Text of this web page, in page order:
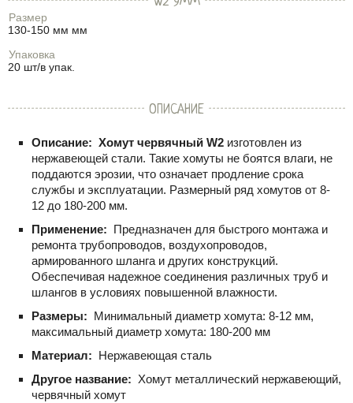
Размер
130-150 мм мм
Упаковка
20 шт/в упак.
ОПИСАНИЕ
Описание: Хомут червячный W2 изготовлен из
нержавеющей стали. Такие хомуты не боятся влаги, не
поддаются эрозии, что означает продление срока
службы и эксплуатации. Размерный ряд хомутов от 8-
12 до 180-200 мм.
Применение: Предназначен для быстрого монтажа и
ремонта трубопроводов, воздухопроводов,
армированного шланга и других конструкций.
Обеспечивая надежное соединения различных труб и
шлангов в условиях повышенной влажности.
Размеры: Минимальный диаметр хомута: 8-12 мм,
максимальный диаметр хомута: 180-200 мм
Материал: Нержавеющая сталь
Другое название: Хомут металлический нержавеющий,
червячный хомут